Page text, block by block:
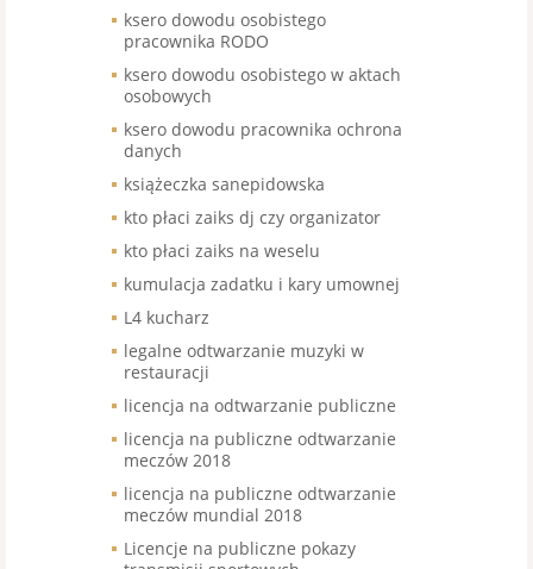
ksero dowodu osobistego
pracownika RODO
ksero dowodu osobistego w aktach
osobowych
ksero dowodu pracownika ochrona
danych
książeczka sanepidowska
kto płaci zaiks dj czy organizator
kto płaci zaiks na weselu
kumulacja zadatku i kary umownej
L4 kucharz
legalne odtwarzanie muzyki w
restauracji
licencja na odtwarzanie publiczne
licencja na publiczne odtwarzanie
meczów 2018
licencja na publiczne odtwarzanie
meczów mundial 2018
Licencje na publiczne pokazy